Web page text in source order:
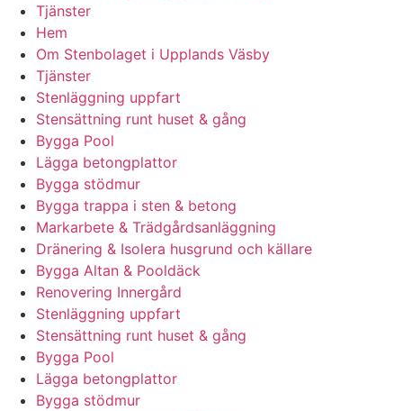
Tjänster
Hem
Om Stenbolaget i Upplands Väsby
Tjänster
Stenläggning uppfart
Stensättning runt huset & gång
Bygga Pool
Lägga betongplattor
Bygga stödmur
Bygga trappa i sten & betong
Markarbete & Trädgårdsanläggning
Dränering & Isolera husgrund och källare
Bygga Altan & Pooldäck
Renovering Innergård
Stenläggning uppfart
Stensättning runt huset & gång
Bygga Pool
Lägga betongplattor
Bygga stödmur